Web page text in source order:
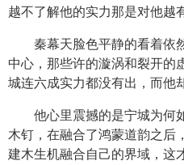
越不了解他的实力那是对他越
秦幕天脸色平静的看着依
中心，那些许的漩涡和裂开的
城连六成实力都没有出，而他
他心里震撼的是宁城为何
木钉，在融合了鸿蒙道韵之后
建木生机融合自己的界域，这